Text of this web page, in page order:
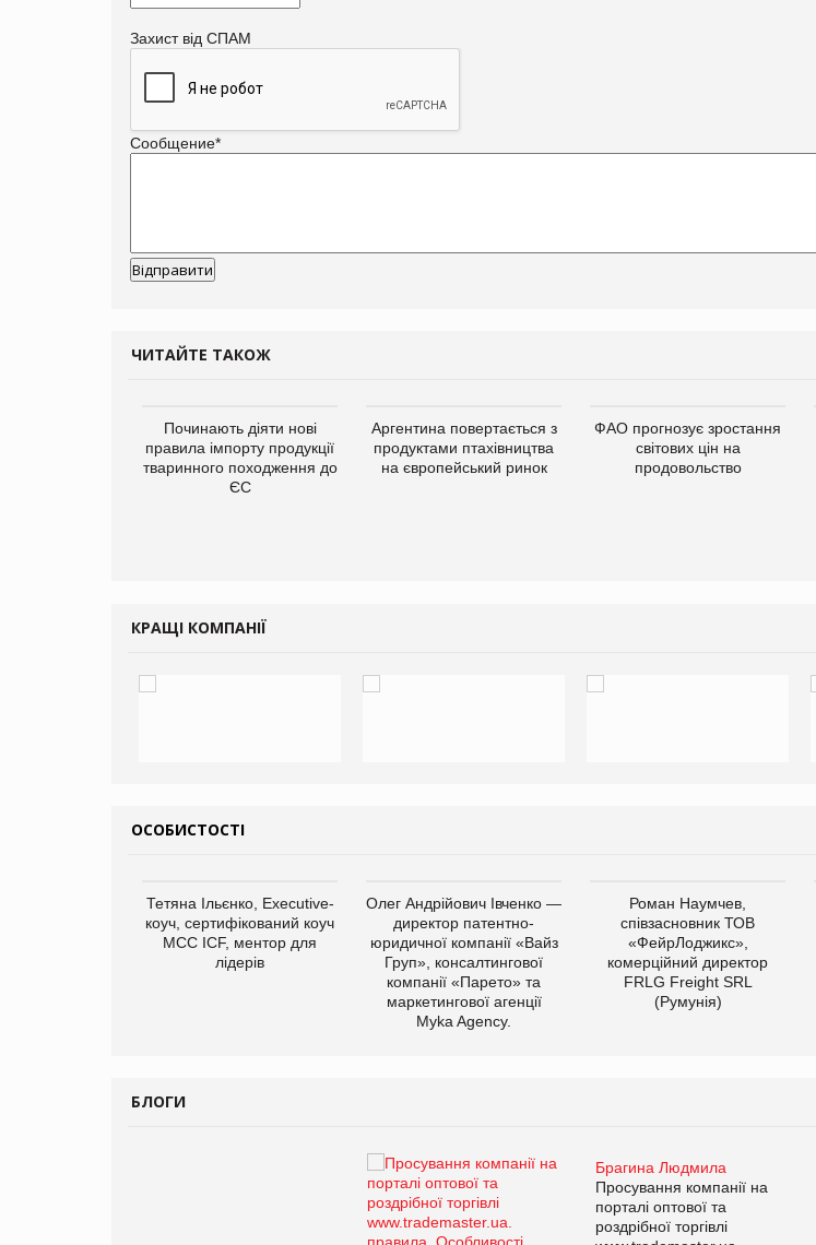
Захист від СПАМ
Сообщение*
ЧИТАЙТЕ ТАКОЖ
Починають діяти нові
правила імпорту продукції
тваринного походження до
ЄС
Аргентина повертається з
продуктами птахівництва
на європейський ринок
ФАО прогнозує зростання
світових цін на
продовольство
КРАЩІ КОМПАНІЇ
ОСОБИСТОСТІ
Тетяна Ільєнко, Executive-
коуч, сертифікований коуч
МСС ICF, ментор для
лідерів
Олег Андрійович Івченко —
директор патентно-
юридичної компанії «Вайз
Груп», консалтингової
компанії «Парето» та
маркетингової агенції
Myka Agency.
Роман Наумчев,
співзасновник ТОВ
«ФейрЛоджикс»,
комерційний директор
FRLG Freight SRL
(Румунія)
БЛОГИ
Брагина Людмила
Просування компанії на
порталі оптової та
роздрібної торгівлі